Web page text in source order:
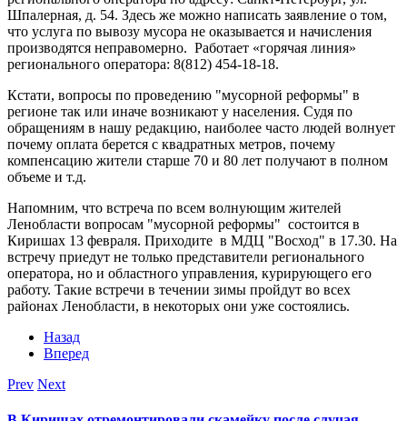
Шпалерная, д. 54. Здесь же можно написать заявление о том,
что услуга по вывозу мусора не оказывается и начисления
производятся неправомерно. Работает «горячая линия»
регионального оператора: 8(812) 454-18-18.
Кстати, вопросы по проведению "мусорной реформы" в
регионе так или иначе возникают у населения. Судя по
обращениям в нашу редакцию, наиболее часто людей волнует
почему оплата берется с квадратных метров, почему
компенсацию жители старше 70 и 80 лет получают в полном
объеме и т.д.
Напомним, что встреча по всем волнующим жителей
Ленобласти вопросам "мусорной реформы" состоится в
Киришах 13 февраля. Приходите в МДЦ "Восход" в 17.30. На
встречу приедут не только представители регионального
оператора, но и областного управления, курирующего его
работу. Такие встречи в течении зимы пройдут во всех
районах Ленобласти, в некоторых они уже состоялись.
Назад
Вперед
Prev Next